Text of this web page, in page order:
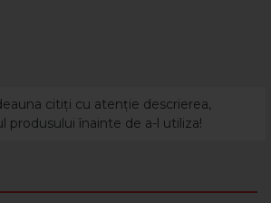
citiți cu atenție descrierea,
produsului înainte de a-l utiliza!